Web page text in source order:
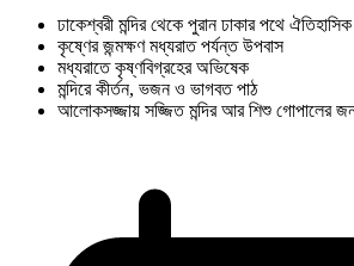
ঢাকেশ্বরী মন্দির থেকে পুরান ঢাকার পথে ঐতিহাসিক
কৃষ্ণের জন্মক্ষণ মধ্যরাত পর্যন্ত উপবাস
মধ্যরাতে কৃষ্ণবিগ্রহের অভিষেক
মন্দিরে কীর্তন, ভজন ও ভাগবত পাঠ
আলোকসজ্জায় সজ্জিত মন্দির আর শিশু গোপালের